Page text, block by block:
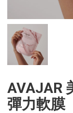
AVAJAR
彈力軟膜